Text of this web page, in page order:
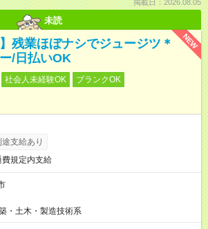
掲載日：2026.08.05
未読
NEW
残業ほぼナシでジュージツ＊
/日払いOK
社会人未経験OK
ブランクOK
支給あり
費規定内支給
・土木・製造技術系